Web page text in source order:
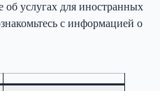
услугах для иностранных
с информацией о